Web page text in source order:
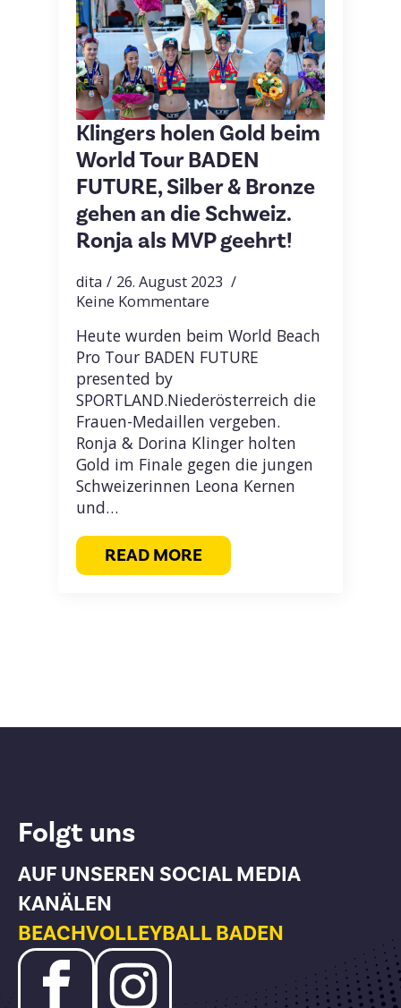
Klingers holen Gold beim
World Tour BADEN
FUTURE, Silber & Bronze
gehen an die Schweiz.
Ronja als MVP geehrt!
dita
26. August 2023
Keine Kommentare
Heute wurden beim World Beach
Pro Tour BADEN FUTURE
presented by
SPORTLAND.Niederösterreich die
Frauen-Medaillen vergeben.
Ronja & Dorina Klinger holten
Gold im Finale gegen die jungen
Schweizerinnen Leona Kernen
und…
READ MORE
Folgt uns
AUF UNSEREN SOCIAL MEDIA
KANÄLEN
BEACHVOLLEYBALL BADEN